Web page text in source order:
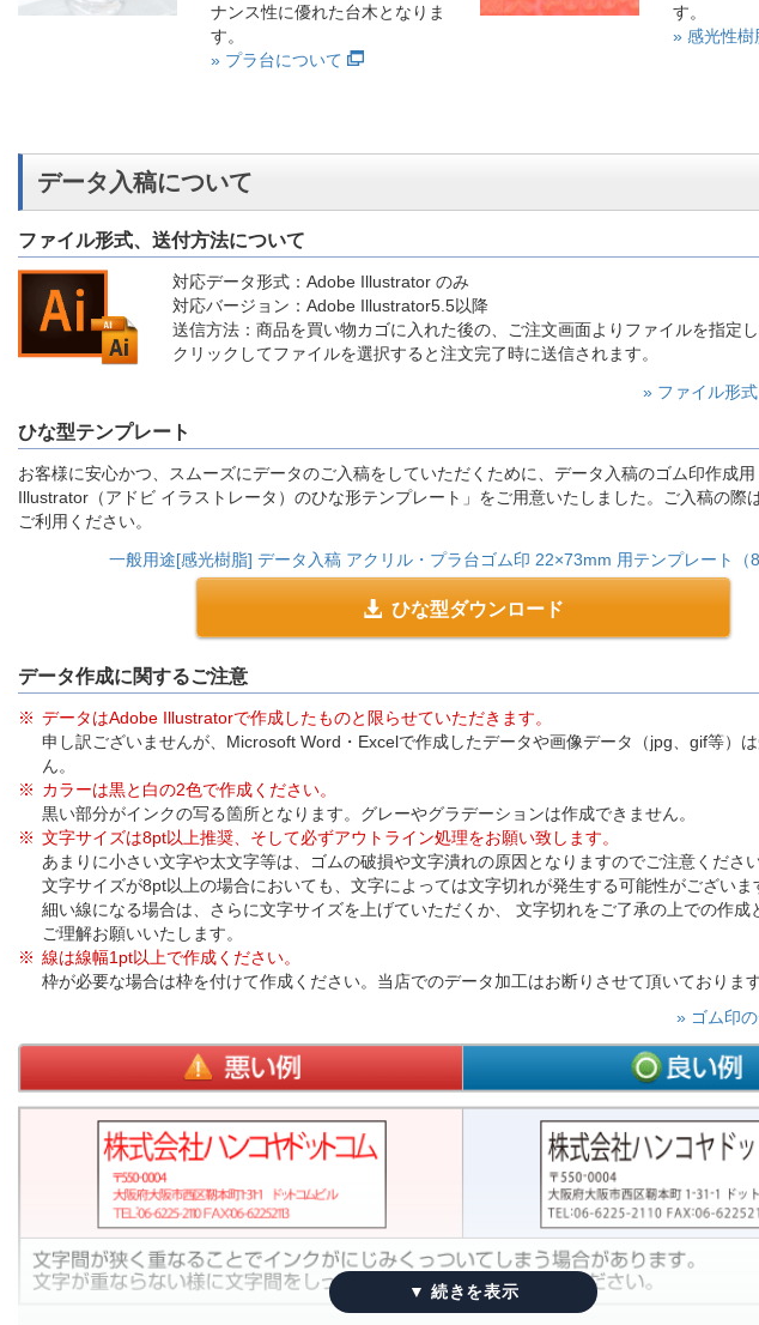
ナンス性に優れた台木となりま
す。
» プラ台について
す。
» 感光性樹
データ入稿について
ファイル形式、送付方法について
対応データ形式：Adobe Illustrator のみ
対応バージョン：Adobe Illustrator5.5以降
送信方法：商品を買い物カゴに入れた後の、ご注文画面よりファイルを指定
クリックしてファイルを選択すると注文完了時に送信されます。
» ファイル形
ひな型テンプレート
お客様に安心かつ、スムーズにデータのご入稿をしていただくために、データ入稿のゴム印作成
Illustrator（アドビ イラストレータ）のひな形テンプレート」をご用意いたしました。ご入稿の際
ご利用ください。
一般用途[感光樹脂] データ入稿 アクリル・プラ台ゴム印 22×73mm 用テンプレート（
ひな型ダウンロード
データ作成に関するご注意
データはAdobe Illustratorで作成したものと限らせていただきます。
申し訳ございませんが、Microsoft Word・Excelで作成したデータや画像データ（jpg、gif等）
ん。
カラーは黒と白の2色で作成ください。
黒い部分がインクの写る箇所となります。グレーやグラデーションは作成できません。
文字サイズは8pt以上推奨、そして必ずアウトライン処理をお願い致します。
あまりに小さい文字や太文字等は、ゴムの破損や文字潰れの原因となりますのでご注意ください
文字サイズが8pt以上の場合においても、文字によっては文字切れが発生する可能性がございま
細い線になる場合は、さらに文字サイズを上げていただくか、 文字切れをご了承の上での作成
ご理解お願いいたします。
線は線幅1pt以上で作成ください。
枠が必要な場合は枠を付けて作成ください。当店でのデータ加工はお断りさせて頂いております
» ゴム印